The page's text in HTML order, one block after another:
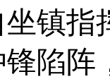
坐镇指
陷阵